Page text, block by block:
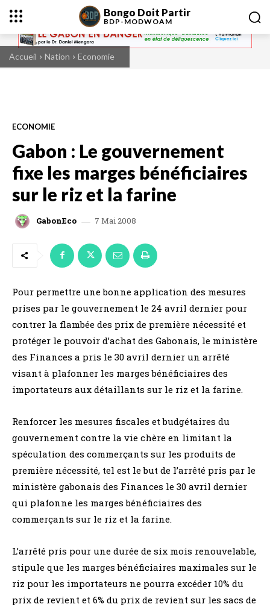
Bongo Doit Partir
BDP-MODWOAM
Accueil Nation Economie
ECONOMIE
Gabon : Le gouvernement
fixe les marges bénéficiaires
sur le riz et la farine
GabonEco 7 Mai 2008
Pour permettre une bonne application des mesures
prises par le gouvernement le 24 avril dernier pour
contrer la flambée des prix de première nécessité et
protéger le pouvoir d’achat des Gabonais, le ministère
des Finances a pris le 30 avril dernier un arrêté
visant à plafonner les marges bénéficiaires des
importateurs aux détaillants sur le riz et la farine.
Renforcer les mesures fiscales et budgétaires du
gouvernement contre la vie chère en limitant la
spéculation des commerçants sur les produits de
première nécessité, tel est le but de l’arrêté pris par le
ministère gabonais des Finances le 30 avril dernier
qui plafonne les marges bénéficiaires des
commerçants sur le riz et la farine.
L’arrêté pris pour une durée de six mois renouvelable,
stipule que les marges bénéficiaires maximales sur le
riz pour les importateurs ne pourra excéder 10% du
prix de revient et 6% du prix de revient sur les sacs de